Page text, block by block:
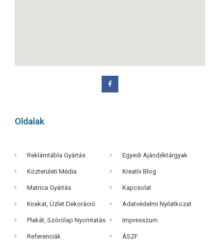
Oldalak
Reklámtábla Gyártás
Közterületi Média
Matrica Gyártás
Kirakat, Üzlet Dekoráció
Plakát, Szórólap Nyomtatás
Referenciák
Egyedi Ajándéktárgyak
Kreatív Blog
Kapcsolat
Adatvédelmi Nyilatkozat
Impresszum
ÁSZF